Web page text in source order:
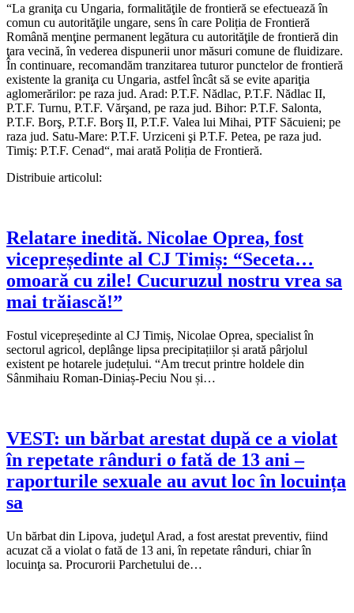
“La graniţa cu Ungaria, formalităţile de frontieră se efectuează în
comun cu autorităţile ungare, sens în care Poliția de Frontieră
Română menţine permanent legătura cu autorităţile de frontieră din
ţara vecină, în vederea dispunerii unor măsuri comune de fluidizare.
În continuare, recomandăm tranzitarea tuturor punctelor de frontieră
existente la graniţa cu Ungaria, astfel încât să se evite apariţia
aglomerărilor: pe raza jud. Arad: P.T.F. Nădlac, P.T.F. Nădlac II,
P.T.F. Turnu, P.T.F. Vărşand, pe raza jud. Bihor: P.T.F. Salonta,
P.T.F. Borş, P.T.F. Borş II, P.T.F. Valea lui Mihai, PTF Săcuieni; pe
raza jud. Satu-Mare: P.T.F. Urziceni şi P.T.F. Petea, pe raza jud.
Timiş: P.T.F. Cenad“, mai arată Poliția de Frontieră.
Distribuie articolul:
Relatare inedită. Nicolae Oprea, fost
vicepreședinte al CJ Timiș: “Seceta…
omoară cu zile! Cucuruzul nostru vrea sa
mai trăiască!”
Fostul vicepreședinte al CJ Timiș, Nicolae Oprea, specialist în
sectorul agricol, deplânge lipsa precipitațiilor și arată pârjolul
existent pe hotarele județului. “Am trecut printre holdele din
Sânmihaiu Roman-Diniaș-Peciu Nou și…
VEST: un bărbat arestat după ce a violat
în repetate rânduri o fată de 13 ani –
raporturile sexuale au avut loc în locuința
sa
Un bărbat din Lipova, judeţul Arad, a fost arestat preventiv, fiind
acuzat că a violat o fată de 13 ani, în repetate rânduri, chiar în
locuinţa sa. Procurorii Parchetului de…